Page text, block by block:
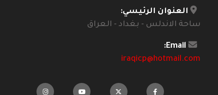
العنوان الرئيسي:
ساحة الاندلس - بغداد - العراق
Email:
iraqicp@hotmail.com